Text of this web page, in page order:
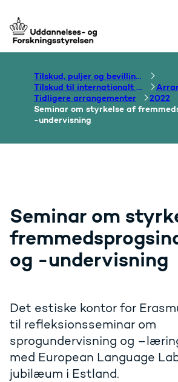
Gå til forsiden
Tilskud, puljer og bevillinger
Tilskud til internationalt samarbejde om uddannelse
Tidligere arrangementer
2022
Seminar om styrkelse af
-undervisning
Seminar om
og -undervisning
Det estiske kontor for
til refleksionsseminar om
sprogundervisning og
med European Language
jubilæum i Estland.